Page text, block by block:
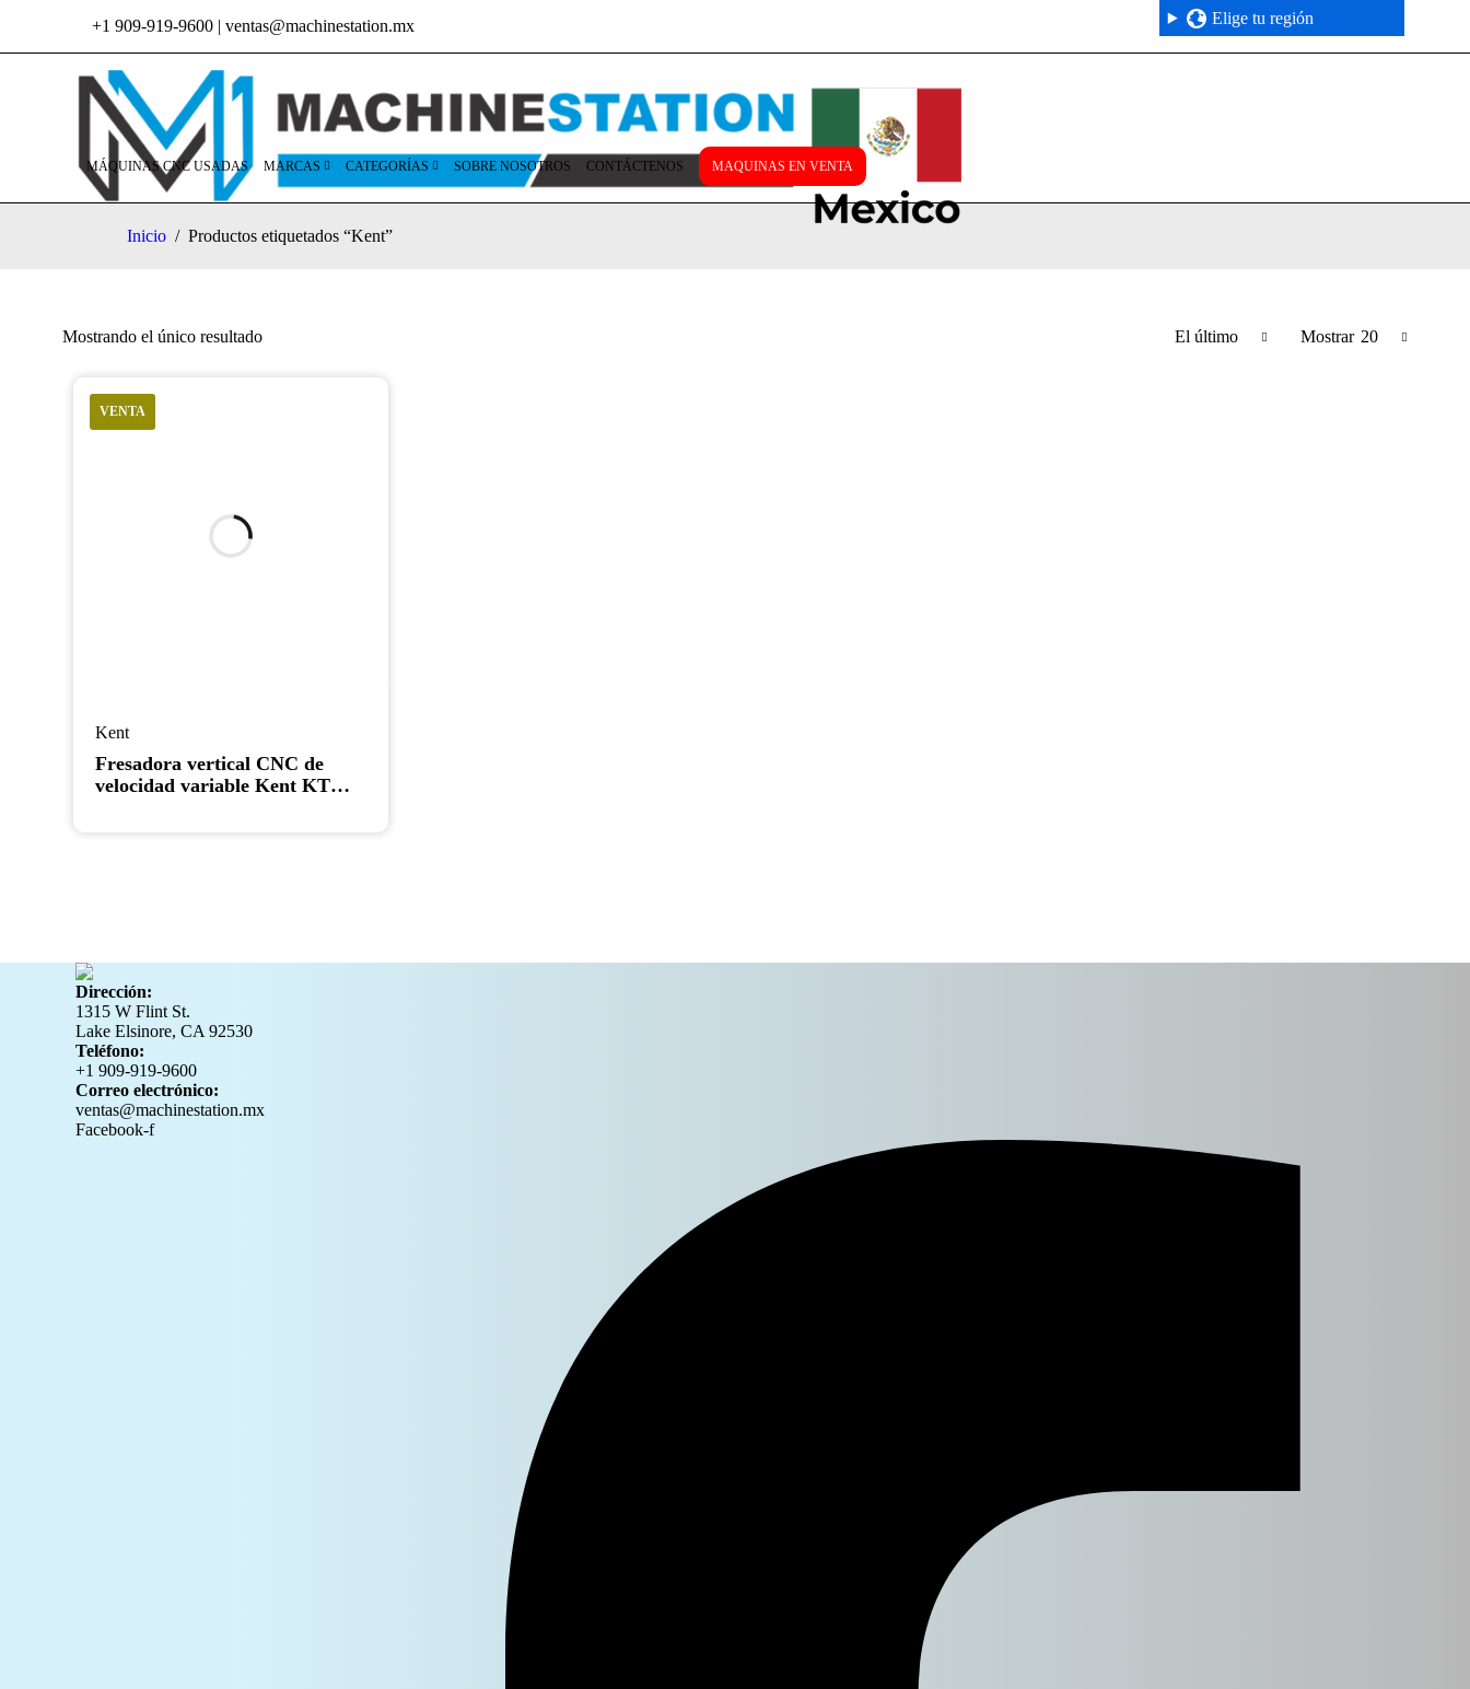
Elige tu región
+1 909-919-9600 | ventas@machinestation.mx
MÁQUINAS CNC USADAS MARCAS CATEGORÍAS SOBRE NOSOTROS CONTÁCTENOS MAQUINAS EN VENTA
Inicio / Productos etiquetados “Kent”
Mostrando el único resultado El último Mostrar 20
VENTA
Kent
Fresadora vertical CNC de
velocidad variable Kent KTM-
Dirección:
1315 W Flint St.
Lake Elsinore, CA 92530
Teléfono:
+1 909-919-9600
Correo electrónico:
ventas@machinestation.mx
Facebook-f